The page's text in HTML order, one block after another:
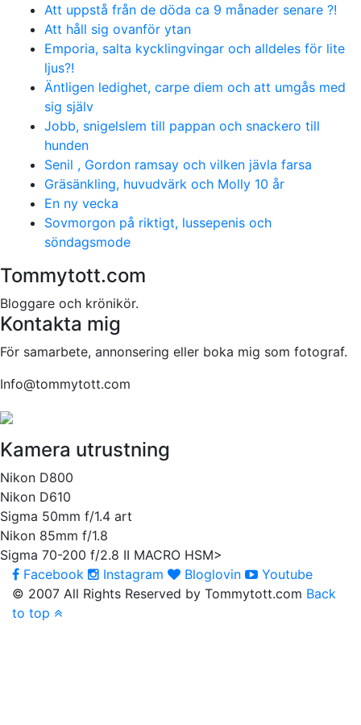
Att uppstå från de döda ca 9 månader senare ?!
Att håll sig ovanför ytan
Emporia, salta kycklingvingar och alldeles för lite
ljus?!
Äntligen ledighet, carpe diem och att umgås med
sig själv
Jobb, snigelslem till pappan och snackero till
hunden
Senil , Gordon ramsay och vilken jävla farsa
Gräsänkling, huvudvärk och Molly 10 år
En ny vecka
Sovmorgon på riktigt, lussepenis och
söndagsmode
Tommytott.com
Bloggare och krönikör.
Kontakta mig
För samarbete, annonsering eller boka mig som fotograf.
Info@tommytott.com
Kamera utrustning
Nikon D800
Nikon D610
Sigma 50mm f/1.4 art
Nikon 85mm f/1.8
Sigma 70-200 f/2.8 II MACRO HSM>
Facebook
Instagram Bloglovin
Youtube
© 2007 All Rights Reserved by Tommytott.com Back
to top